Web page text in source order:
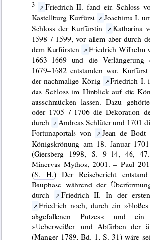
Friedrich II. fand ein Schloss
Kastellburg Kurfürst
Joachims I.
Schloss der Kurfürstin
Katharina
1598 / 1599, vor allem aber durch
dem Kurfürsten
Friedrich Wilhelm
1663–1669 und die Verlängerung
1679–1682 entstanden war. Kurfürst
der nachmalige König
Friedrich I.
das Schloss im Hinblick auf die
ausschmücken lassen. Dazu
oder 1705 / 1706 die Dekoration
durch
Andreas Schlüter und 1701
Fortunaportals von
Jean de Bodt
Königskrönung am 18. Januar
(Giersberg 1998, S. 9–14, 46,
Minervas Mythos, 2001. – Paul
(S. H.) Der Reisebericht
Bauphase während der
durch
Friedrich II. In der
Friedrich noch, durch ein »bloßes
abgefallenen Putzes« und ein
»Ueberweißen und Abfärben der
(Manger 1789, Bd. 1, S. 31) wäre